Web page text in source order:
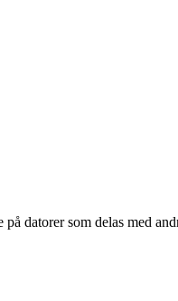
på datorer som delas med